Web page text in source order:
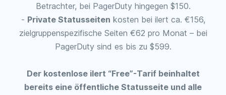
Betrachter, bei PagerDuty hingegen $150.
- Private Statusseiten kosten bei ilert ca. €156,
zielgruppenspezifische Seiten €62 pro Monat – bei
PagerDuty sind es bis zu $599.
Der kostenlose ilert “Free”-Tarif beinhaltet
bereits eine öffentliche Statusseite und alle